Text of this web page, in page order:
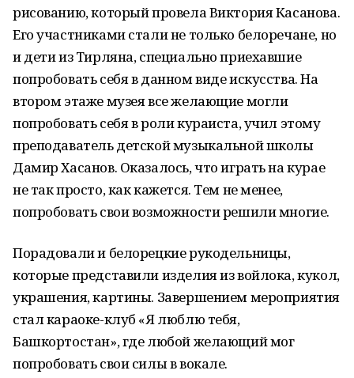
рисованию, который провела Виктория Касанова.
Его участниками стали не только белоречане, но
и дети из Тирляна, специально приехавшие
попробовать себя в данном виде искусства. На
втором этаже музея все желающие могли
попробовать себя в роли кураиста, учил этому
преподаватель детской музыкальной школы
Дамир Хасанов. Оказалось, что играть на курае
не так просто, как кажется. Тем не менее,
попробовать свои возможности решили многие.
Порадовали и белорецкие рукодельницы,
которые представили изделия из войлока, кукол,
украшения, картины. Завершением мероприятия
стал караоке-клуб «Я люблю тебя,
Башкортостан», где любой желающий мог
попробовать свои силы в вокале.